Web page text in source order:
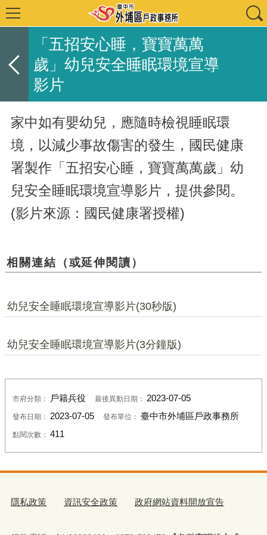
「五招安心睡，寶寶萬萬
歲」幼兒安全睡眠環境宣導
影片
家中如有嬰幼兒，應隨時檢視睡眠環
境，以減少事故傷害的發生，國民健康
署製作「五招安心睡，寶寶萬萬歲」幼
兒安全睡眠環境宣導影片，提供參閱。
(影片來源：國民健康署授權)
相關連結（或延伸閱讀）
幼兒安全睡眠環境宣導影片(30秒版)
幼兒安全睡眠環境宣導影片(3分鐘版)
市府分類： 戶籍兵役 最後異動日期： 2023-07-05
發布日期： 2023-07-05 發布單位： 臺中市外埔區戶政事務所
點閱次數： 411
隱私政策 資訊安全政策 政府網站資料開放宣告